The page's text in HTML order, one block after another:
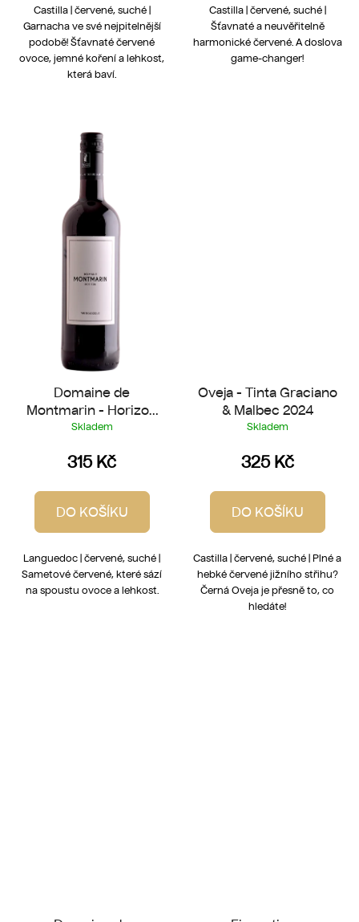
Castilla | červené, suché |
Garnacha ve své nejpitelnější
podobě! Šťavnaté červené
ovoce, jemné koření a lehkost,
která baví.
Castilla | červené, suché |
Šťavnaté a neuvěřitelně
harmonické červené. A doslova
game-changer!
Domaine de
Montmarin - Horizon
Rouge 2025
Skladem
315 Kč
DO KOŠÍKU
Languedoc | červené, suché |
Sametové červené, které sází
na spoustu ovoce a lehkost.
Oveja - Tinta Graciano
& Malbec 2024
Skladem
325 Kč
DO KOŠÍKU
Castilla | červené, suché | Plné a
hebké červené jižního střihu?
Černá Oveja je přesně to, co
hledáte!